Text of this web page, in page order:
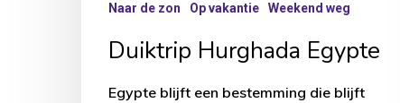
Naar de zon Op vakantie Weekend weg
Duiktrip Hurghada Egypte
Egypte blijft een bestemming die blijft